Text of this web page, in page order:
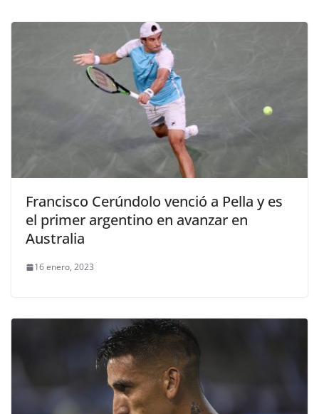
Francisco Cerúndolo venció a Pella y es
el primer argentino en avanzar en
Australia
16 enero, 2023